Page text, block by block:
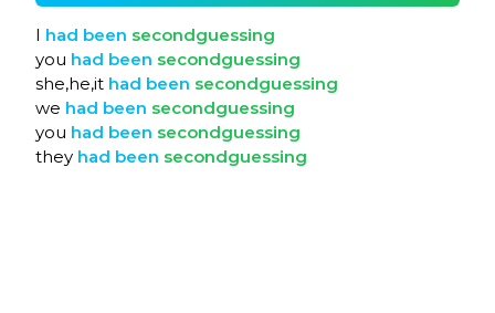
I had been secondguessing
you had been secondguessing
she,he,it had been secondguessing
we had been secondguessing
you had been secondguessing
they had been secondguessing